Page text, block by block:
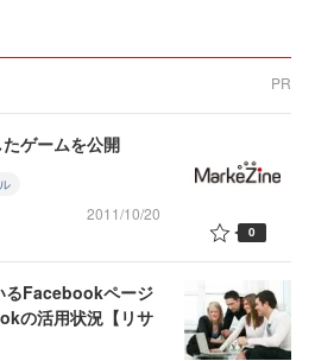
PR
ゲームを公開
2011/10/20
0
るFacebookページ
の活用状況【リサ